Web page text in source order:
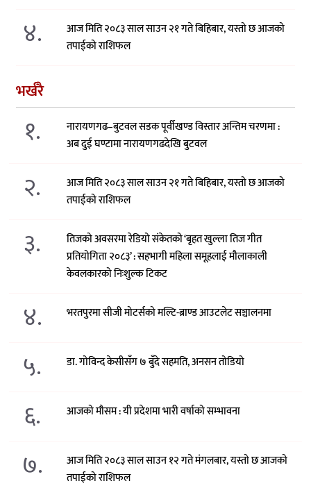
४.
आज मिति २०८३ साल साउन २१ गते बिहिबार, यस्तो छ आजको
तपाईको राशिफल
भर्खरै
१.
नारायणगढ–बुटवल सडक पूर्वीखण्ड विस्तार अन्तिम चरणमा :
अब दुई घण्टामा नारायणगढदेखि बुटवल
२.
आज मिति २०८३ साल साउन २१ गते बिहिबार, यस्तो छ आजको
तपाईको राशिफल
३.
तिजको अवसरमा रेडियो संकेतको ‘बृहत खुल्ला तिज गीत
प्रतियोगिता २०८३’ : सहभागी महिला समूहलाई मौलाकाली
केवलकारको निःशुल्क टिकट
४. भरतपुरमा सीजी मोटर्सको मल्टि-ब्राण्ड आउटलेट सञ्चालनमा
५. डा. गोविन्द केसीसँग ७ बुँदे सहमति, अनसन तोडियो
६. आजको मौसम : यी प्रदेशमा भारी वर्षाको सम्भावना
७.
आज मिति २०८३ साल साउन १२ गते मंगलबार, यस्तो छ आजको
तपाईको राशिफल